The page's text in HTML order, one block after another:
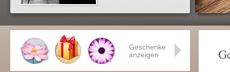
Geschenke
anzeigen